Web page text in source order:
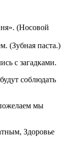
(Носовой
(Зубная паста.)
с загадками.
соблюдать
мы
Здоровье